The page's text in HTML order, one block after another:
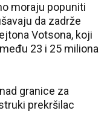
moraju popuniti
da zadrže
Votsona, koji
23 i 25 miliona
granice za
prekršilac